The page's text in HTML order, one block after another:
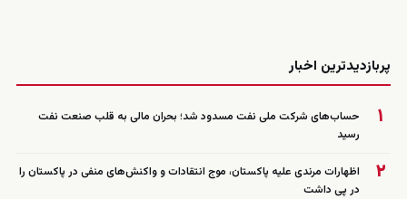
پربازدیدترین اخبار
۱
حساب‌های شرکت ملی نفت مسدود شد؛ بحران مالی به قلب صنعت نفت
رسید
۲
اظهارات مرندی علیه پاکستان، موج انتقادات و واکنش‌های منفی در پاکستان را
در پی داشت